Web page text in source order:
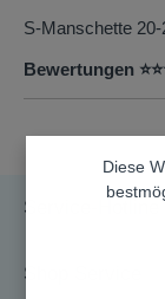
S-Manschette
Bewertungen
Service-Hotline
Shop Service
Diese